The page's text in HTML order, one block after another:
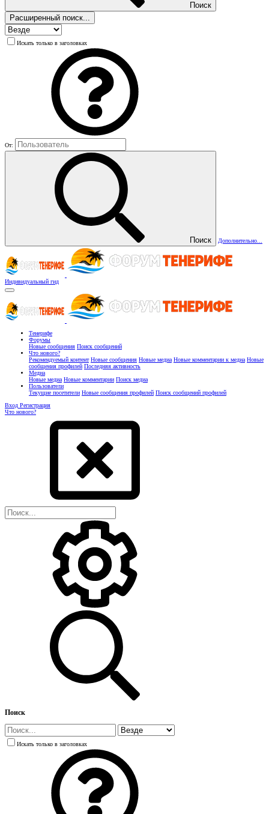
Поиск
Расширенный поиск...
Искать только в заголовках
От:
Поиск Дополнительно...
Индивидуальный гид
Тенерифе
Форумы
Новые сообщения Поиск сообщений
Что нового?
Рекомендуемый контент Новые сообщения Новые медиа Новые комментарии к медиа Новые
сообщения профилей Последняя активность
Медиа
Новые медиа Новые комментарии Поиск медиа
Пользователи
Текущие посетители Новые сообщения профилей Поиск сообщений профилей
Вход Регистрация
Что нового?
Поиск
Искать только в заголовках